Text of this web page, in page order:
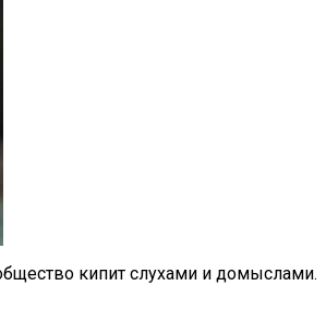
кипит слухами и домыслами.